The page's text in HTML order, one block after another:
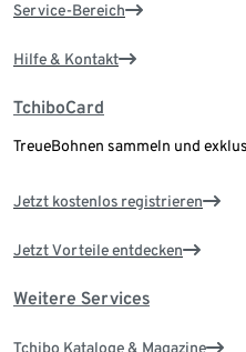
Service-Bereich
Hilfe & Kontakt
TchiboCard
TreueBohnen sammeln und
Jetzt kostenlos registrieren
Jetzt Vorteile entdecken
Weitere Services
Tchibo Kataloge & Magazine